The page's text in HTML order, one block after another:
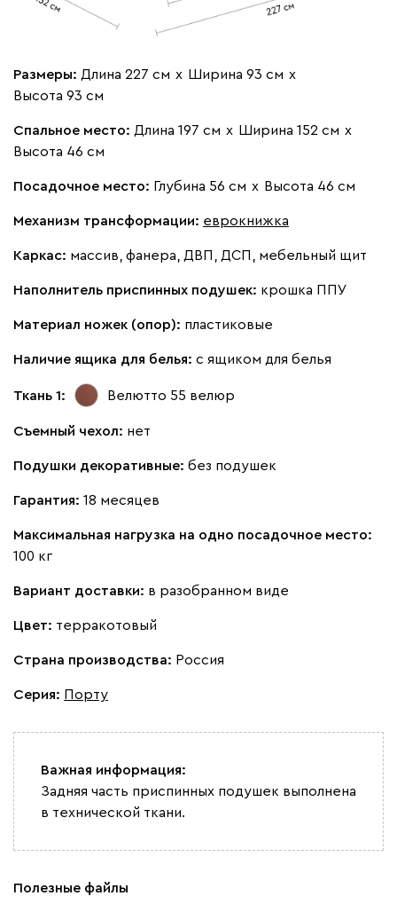
Размеры: Длина 227 см х Ширина 93 см х
Высота 93 см
Спальное место: Длина 197 см х Ширина 152 см х
Высота 46 см
Посадочное место: Глубина 56 см х Высота 46 см
Механизм трансформации: еврокнижка
Каркас: массив, фанера, ДВП, ДСП, мебельный щит
Наполнитель приспинных подушек: крошка ППУ
Материал ножек (опор): пластиковые
Наличие ящика для белья: с ящиком для белья
Ткань 1: Велютто 55 велюр
Съемный чехол: нет
Подушки декоративные: без подушек
Гарантия: 18 месяцев
Максимальная нагрузка на одно посадочное место:
100 кг
Вариант доставки: в разобранном виде
Цвет: терракотовый
Страна производства: Россия
Серия: Порту
Важная информация:
Задняя часть приспинных подушек выполнена
в технической ткани.
Полезные файлы